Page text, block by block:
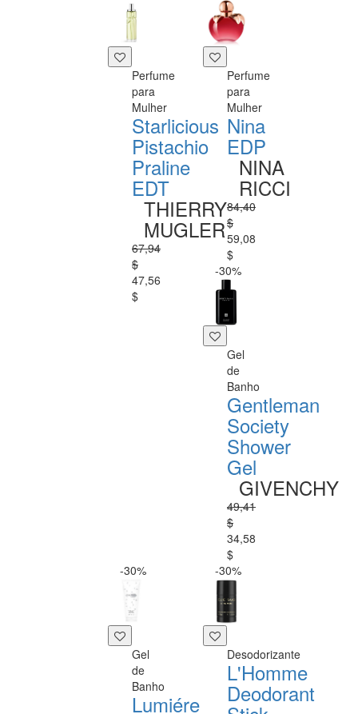
Perfume
para
Mulher
Starlicious
Pistachio
Praline
EDT
THIERRY
MUGLER
67,94
$
47,56
$
Perfume
para
Mulher
Nina
EDP
NINA
RICCI
84,40
$
59,08
$
-30%
Gel
de
Banho
Gentleman
Society
Shower
Gel
GIVENCHY
49,41
$
34,58
$
-30%
Gel
de
Banho
Lumiére
-30%
Desodorizante
L'Homme
Deodorant